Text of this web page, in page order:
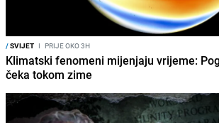
/SVIJET I PRIJE OKO 3H
Klimatski fenomeni mijenjaju vrijeme:
čeka tokom zime